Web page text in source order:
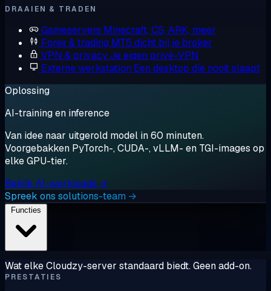
DRAAIEN & TRADEN
Gameservers Minecraft, CS, ARK, meer
Forex & trading MT5 dicht bij je broker
VPN & privacyJe eigen privé-VPN
Externe werkstation Een desktop die nooit slaapt
Oplossing
AI-training en inference
Van idee naar uitgerold model in 60 minuten.
Voorgebakken PyTorch-, CUDA-, vLLM- en TGI-images op
elke GPU-tier.
Bekijk AI-workloads →
Spreek ons solutions-team →
Wat elke Cloudzy-server standaard biedt. Geen add-on.
PRESTATIES